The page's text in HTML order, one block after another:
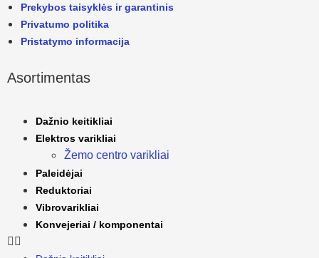
Prekybos taisyklės ir garantinis
Privatumo politika
Pristatymo informacija
Asortimentas
Dažnio keitikliai
Elektros varikliai
Žemo centro varikliai
Paleidėjai
Reduktoriai
Vibrovarikliai
Konvejeriai / komponentai